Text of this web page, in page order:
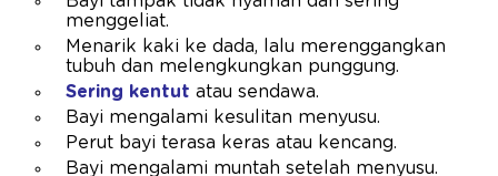
menggeliat.
Menarik kaki ke dada, lalu merenggangkan
tubuh dan melengkungkan punggung.
Sering kentut atau sendawa.
Bayi mengalami kesulitan menyusu.
Perut bayi terasa keras atau kencang.
Bayi mengalami muntah setelah menyusu.